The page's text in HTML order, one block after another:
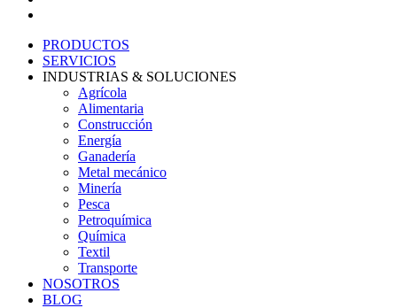
PRODUCTOS
SERVICIOS
INDUSTRIAS & SOLUCIONES
Agrícola
Alimentaria
Construcción
Energía
Ganadería
Metal mecánico
Minería
Pesca
Petroquímica
Química
Textil
Transporte
NOSOTROS
BLOG